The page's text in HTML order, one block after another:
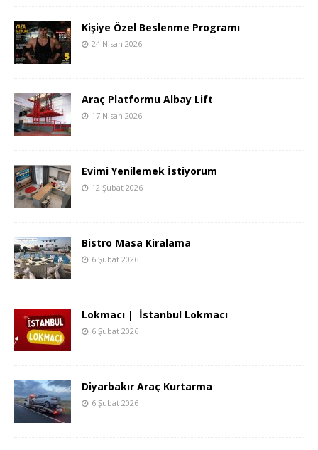
Kişiye Özel Beslenme Programı
24 Nisan 2026
Araç Platformu Albay Lift
17 Nisan 2026
Evimi Yenilemek İstiyorum
12 Şubat 2026
Bistro Masa Kiralama
6 Şubat 2026
Lokmacı | İstanbul Lokmacı
6 Şubat 2026
Diyarbakır Araç Kurtarma
6 Şubat 2026